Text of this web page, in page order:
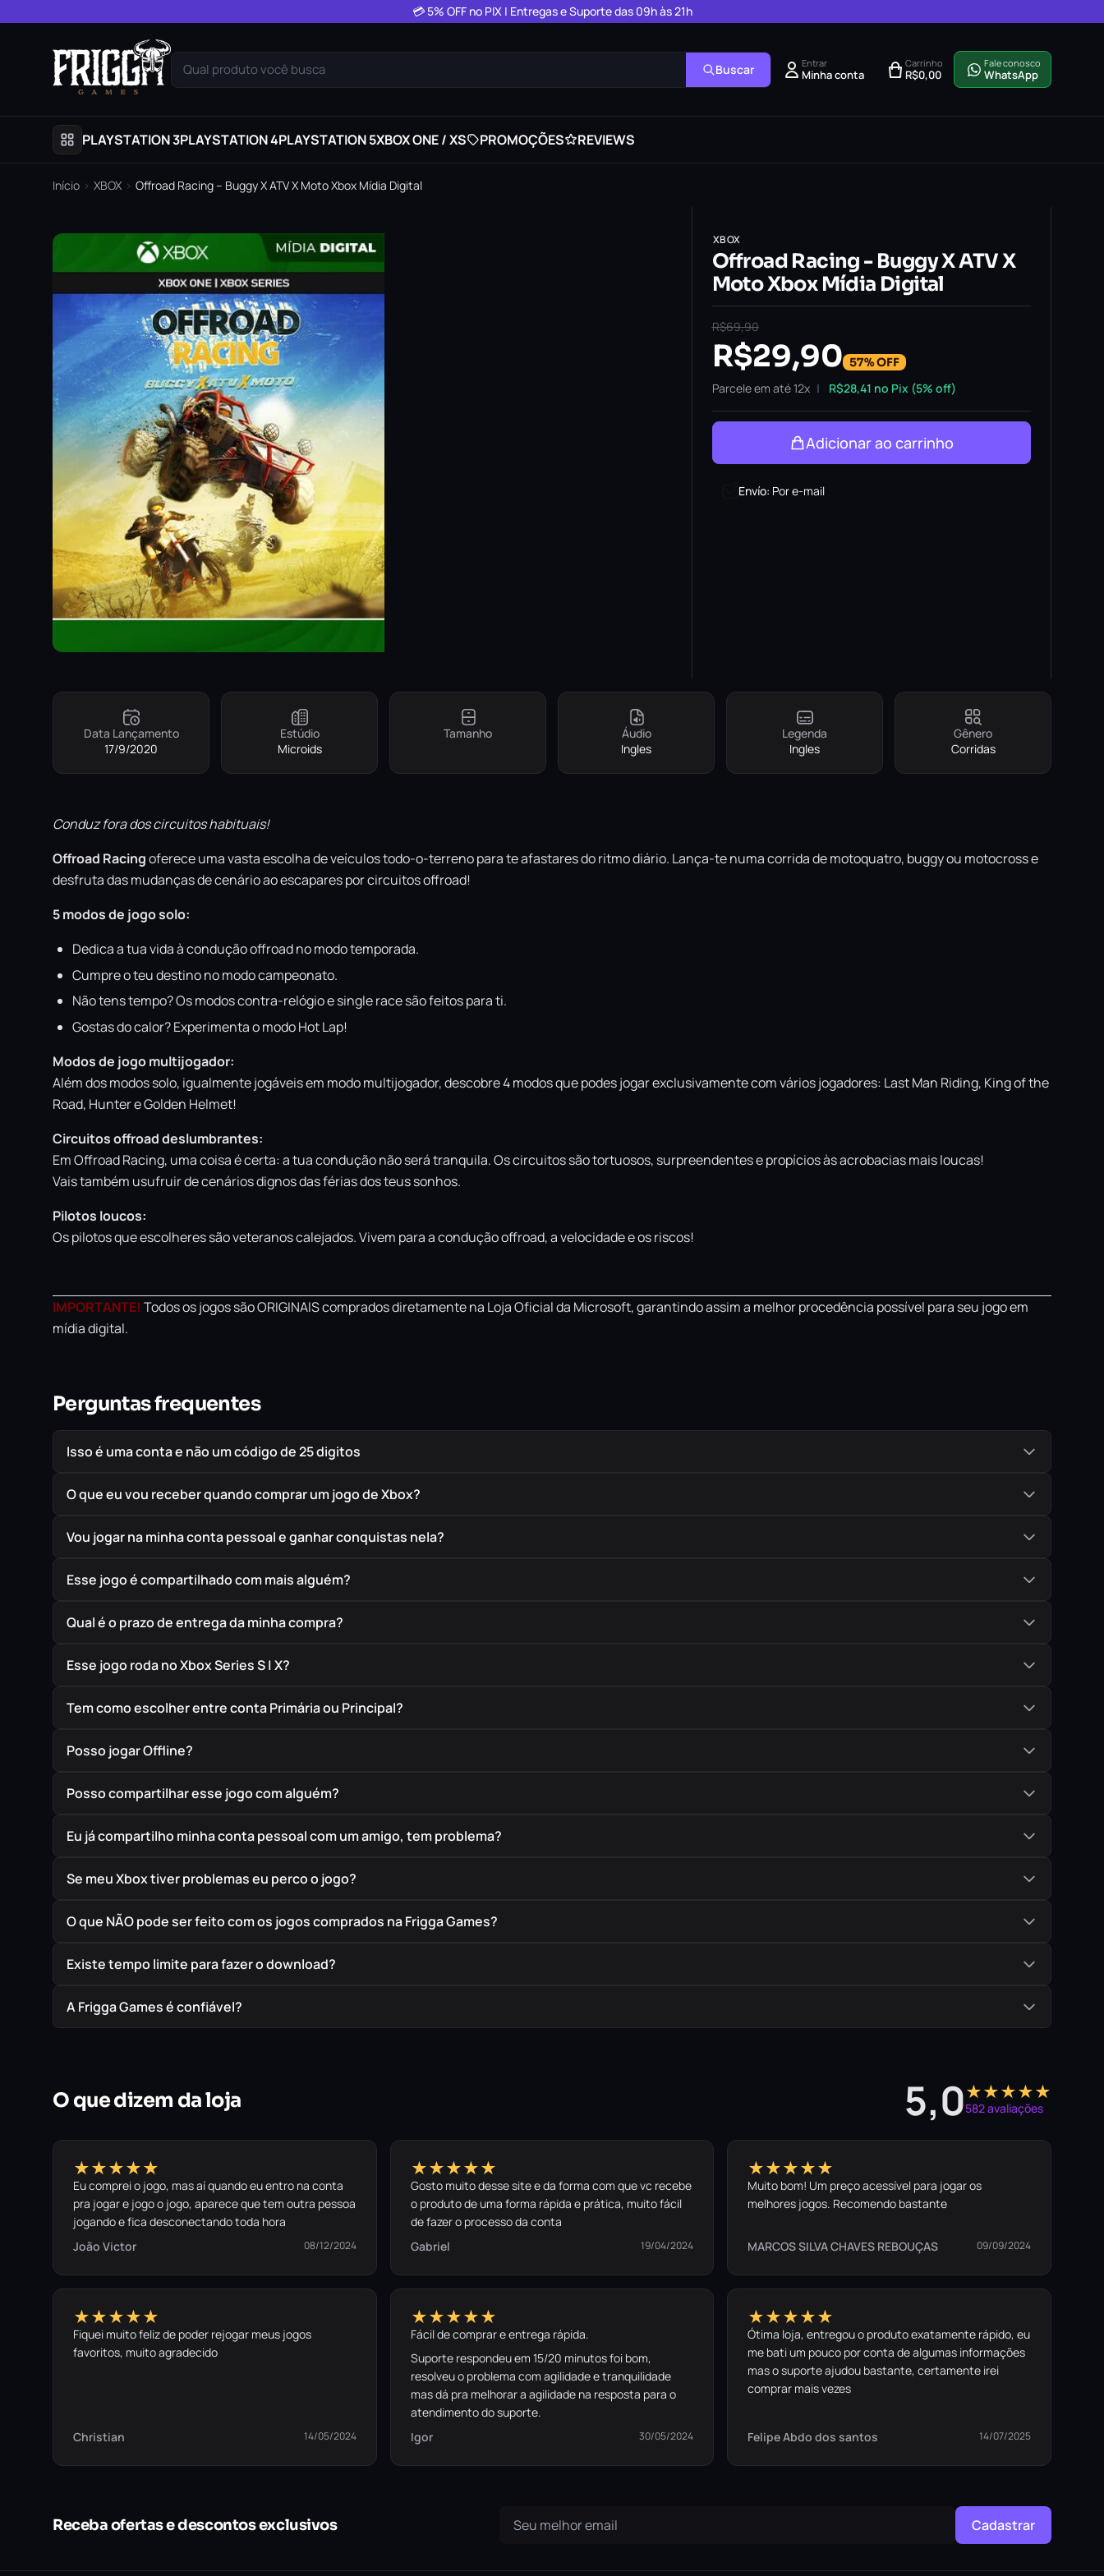
💳 5% OFF no PIX | Entregas e Suporte das 09h às 21h
Qual produto você busca Buscar Entrar
Minha conta
Carrinho
R$0,00
Fale conosco
WhatsApp
PLAYSTATION 3PLAYSTATION 4PLAYSTATION 5XBOX ONE / XS PROMOÇÕES REVIEWS
Início › XBOX › Offroad Racing – Buggy X ATV X Moto Xbox Mídia Digital
XBOX
Offroad Racing - Buggy X ATV X
Moto Xbox Mídia Digital
R$69,90
R$29,90 57% OFF
Parcele em até 12x R$28,41 no Pix (5% off)
Adicionar ao carrinho
Envío: Por e-mail
Data Lançamento
17/9/2020
Estúdio
Microids
Tamanho
Áudio
Ingles
Legenda
Ingles
Gênero
Corridas
Conduz fora dos circuitos habituais!
Offroad Racingoferece uma vasta escolha de veículos todo-o-terreno para te afastares do ritmo diário. Lança-te numa corrida de motoquatro, buggy ou motocross e
desfruta das mudanças de cenário ao escapares por circuitos offroad!
5 modos de jogo solo:
Dedica a tua vida à condução offroad no modo temporada.
Cumpre o teu destino no modo campeonato.
Não tens tempo? Os modos contra-relógio e single race são feitos para ti.
Gostas do calor? Experimenta o modo Hot Lap!
Modos de jogo multijogador:
Além dos modos solo, igualmente jogáveis em modo multijogador, descobre 4 modos que podes jogar exclusivamente com vários jogadores: Last Man Riding, King of the
Road, Hunter e Golden Helmet!
Circuitos offroad deslumbrantes:
Em Offroad Racing, uma coisa é certa: a tua condução não será tranquila. Os circuitos são tortuosos, surpreendentes e propícios às acrobacias mais loucas!
Vais também usufruir de cenários dignos das férias dos teus sonhos.
Pilotos loucos:
Os pilotos que escolheres são veteranos calejados. Vivem para a condução offroad, a velocidade e os riscos!
IMPORTANTE! Todos os jogos são ORIGINAIS comprados diretamente na Loja Oficial da Microsoft, garantindo assim a melhor procedência possível para seu jogo em
mídia digital.
Perguntas frequentes
Isso é uma conta e não um código de 25 digitos
O que eu vou receber quando comprar um jogo de Xbox?
Vou jogar na minha conta pessoal e ganhar conquistas nela?
Esse jogo é compartilhado com mais alguém?
Qual é o prazo de entrega da minha compra?
Esse jogo roda no Xbox Series S | X?
Tem como escolher entre conta Primária ou Principal?
Posso jogar Offline?
Posso compartilhar esse jogo com alguém?
Eu já compartilho minha conta pessoal com um amigo, tem problema?
Se meu Xbox tiver problemas eu perco o jogo?
O que NÃO pode ser feito com os jogos comprados na Frigga Games?
Existe tempo limite para fazer o download?
A Frigga Games é confiável?
O que dizem da loja 5,0★★★★★
582 avaliações
★★★★★
Eu comprei o jogo, mas aí quando eu entro na conta
pra jogar e jogo o jogo, aparece que tem outra pessoa
jogando e fica desconectando toda hora
João Victor
08/12/2024
★★★★★
Gosto muito desse site e da forma com que vc recebe
o produto de uma forma rápida e prática, muito fácil
de fazer o processo da conta
Gabriel
19/04/2024
★★★★★
Muito bom! Um preço acessível para jogar os
melhores jogos. Recomendo bastante
MARCOS SILVA CHAVES REBOUÇAS 09/09/2024
★★★★★
Fiquei muito feliz de poder rejogar meus jogos
favoritos, muito agradecido
Christian 14/05/2024
★★★★★
Fácil de comprar e entrega rápida.
Suporte respondeu em 15/20 minutos foi bom,
resolveu o problema com agilidade e tranquilidade
mas dá pra melhorar a agilidade na resposta para o
atendimento do suporte.
Igor
30/05/2024
★★★★★
Ótima loja, entregou o produto exatamente rápido, eu
me bati um pouco por conta de algumas informações
mas o suporte ajudou bastante, certamente irei
comprar mais vezes
Felipe Abdo dos santos 14/07/2025
Receba ofertas e descontos exclusivos Cadastrar